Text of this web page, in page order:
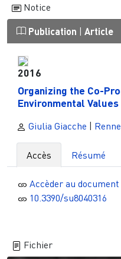
Notice
Publication | Article
2016
Organizing the Co-
Environmental
Giulia Giacche
Accès Résumé
Accèder au document
10.3390/su8040316
Fichier